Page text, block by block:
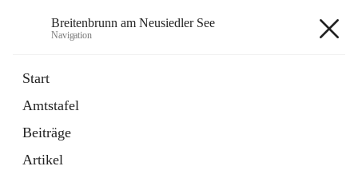
Breitenbrunn am Neusiedler See
Navigation
Start
Amtstafel
Beiträge
Artikel
18 Schnellzugriffe
Gemeindeservice